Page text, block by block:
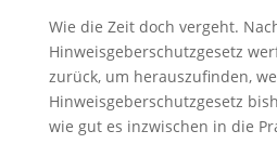
Wie die Zeit doch vergeht.
Hinweisgeberschutzgesetz
zurück, um herauszufinden,
Hinweisgeberschutzgesetz
wie gut es inzwischen in die